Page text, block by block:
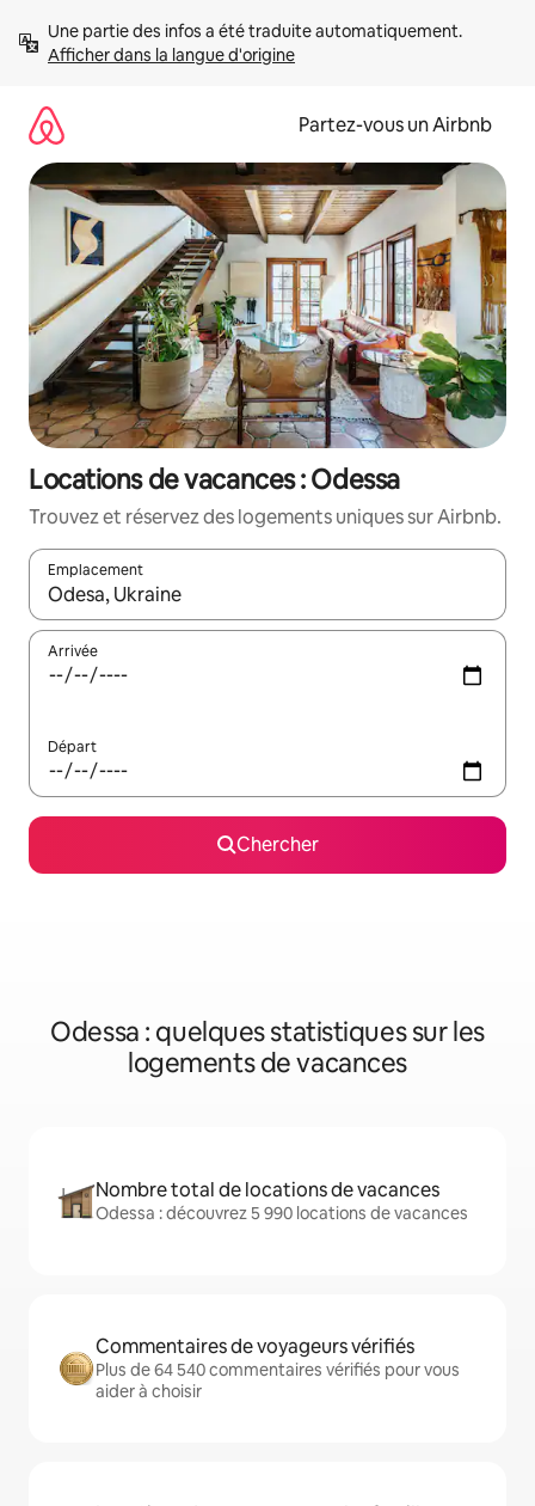
directement
Afficher dans la langue d'origine
Partez-vous un Airbnb
Locations de vacances : Odessa
Trouvez et réservez des logements uniques sur Airbnb.
Emplacement
Quand les résultats sont affichés, parcourez-les en utilisant
Arrivée
Départ
Chercher
Odessa : quelques statistiques sur les
logements de vacances
Nombre total de locations de vacances
Odessa : découvrez 5 990 locations de vacances
Commentaires de voyageurs vérifiés
Plus de 64 540 commentaires vérifiés pour vous
aider à choisir